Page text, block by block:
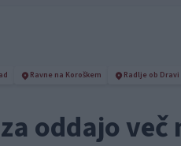
Ravne na Koroškem Radlje ob Dravi
oddajo